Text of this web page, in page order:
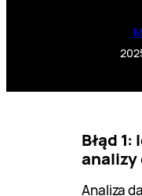
Błąd
analizy
Analiza